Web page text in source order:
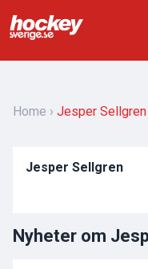
YouTube
Evenemang
Home Jesper Sellgren
Jesper Sellgren
Nyheter om